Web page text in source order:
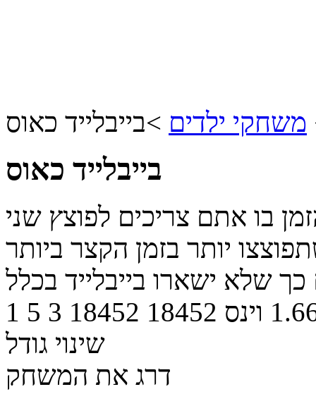
משחקי ילדים >בייבלייד כאוס
בייבלייד כאוס
בו אתם צריכים לפוצץ שני
יותר בזמן הקצר ביותר
שלא ישארו בייבלייד בכלל
וינס 18452
18452
3
5
1
שינוי גודל
דרג את המשחק